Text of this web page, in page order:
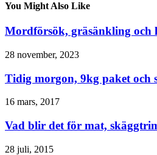
You Might Also Like
Mordförsök, gräsänkling och
28 november, 2023
Tidig morgon, 9kg paket och
16 mars, 2017
Vad blir det för mat,
28 juli, 2015